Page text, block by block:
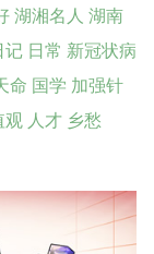
湖湘名人湖南
记 日常 新冠状病
命 国学 加强针
观人才乡愁